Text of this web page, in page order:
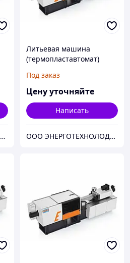
ООО ЭНЕРГОТЕХНОЛОДЖИ
Литьевая машина
(термопластавтомат)
впрыска 140
Под заказ
Цену уточняйте
Написать
ООО ЭНЕРГОТЕХНОЛОДЖИ